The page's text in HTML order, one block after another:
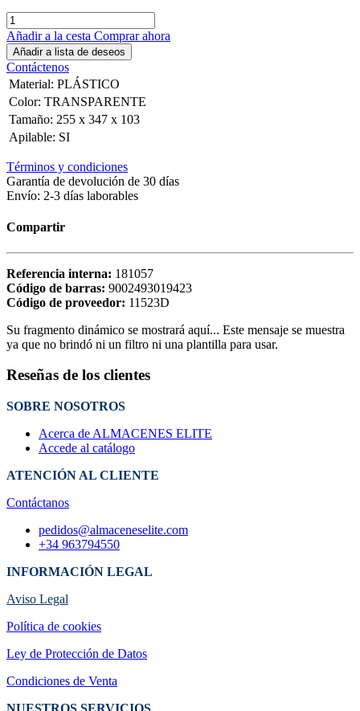
Añadir a la cesta Comprar ahora
Añadir a lista de deseos
Contáctenos
Material: PLÁSTICO
Color: TRANSPARENTE
Tamaño: 255 x 347 x 103
Apilable: SI
Términos y condiciones
Garantía de devolución de 30 días
Envío: 2-3 días laborables
Compartir
Referencia interna: 181057
Código de barras: 9002493019423
Código de proveedor: 11523D
Su fragmento dinámico se mostrará aquí... Este mensaje se muestra
ya que no brindó ni un filtro ni una plantilla para usar.
Reseñas de los clientes
SOBRE NOSOTROS
Acerca de ALMACENES ELITE
Accede al catálogo
ATENCIÓN AL CLIENTE
Contáctanos
pedidos@almaceneselite.com
+34 963794550
INFORMACIÓN LEGAL
Aviso Legal
Política de cookies
Ley de Protección de Datos
Condiciones de Venta